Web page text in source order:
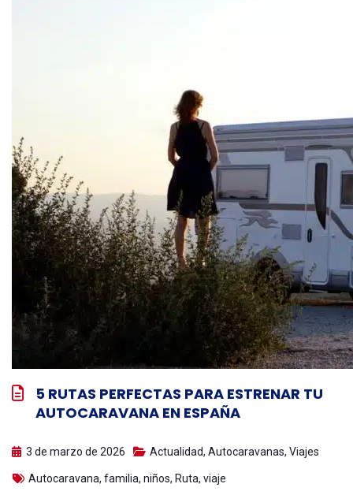
5 RUTAS PERFECTAS PARA ESTRENAR TU
AUTOCARAVANA EN ESPAÑA
3 de marzo de 2026 Actualidad, Autocaravanas, Viajes
Autocaravana, familia, niños, Ruta, viaje